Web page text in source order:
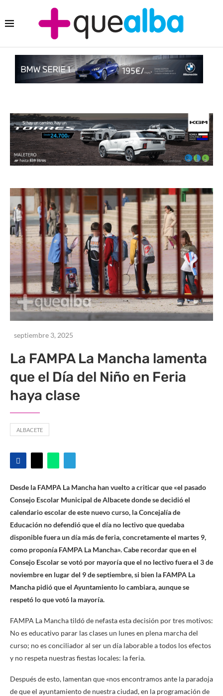
septiembre 3, 2025
La FAMPA La Mancha lamenta
que el Día del Niño en Feria
haya clase
ALBACETE
Desde la FAMPA La Mancha han vuelto a criticar que «el pasado
Consejo Escolar Municipal de Albacete donde se decidió el
calendario escolar de este nuevo curso, la Concejalía de
Educación no defendió que el día no lectivo que quedaba
disponible fuera un día más de feria, concretamente el martes 9,
como proponía FAMPA La Mancha». Cabe recordar que en el
Consejo Escolar se votó por mayoría que el no lectivo fuera el 3 de
noviembre en lugar del 9 de septiembre, si bien la FAMPA La
Mancha pidió que el Ayuntamiento lo cambiara, aunque se
respetó lo que votó la mayoría.
FAMPA La Mancha tildó de nefasta esta decisión por tres motivos:
No es educativo parar las clases un lunes en plena marcha del
curso; no es conciliador al ser un día laborable a todos los efectos
y no respeta nuestras fiestas locales: la feria.
Después de esto, lamentan que «nos encontramos ante la paradoja
de que el ayuntamiento de nuestra ciudad, en la programación de